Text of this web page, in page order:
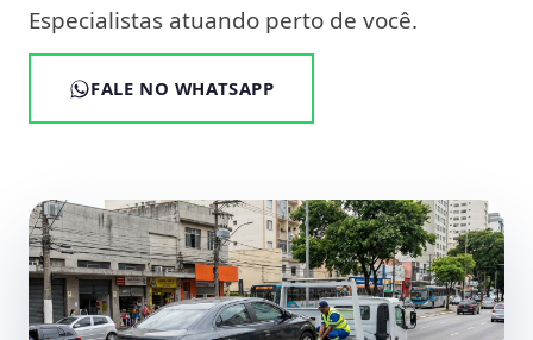
Especialistas atuando perto de você.
FALE NO WHATSAPP